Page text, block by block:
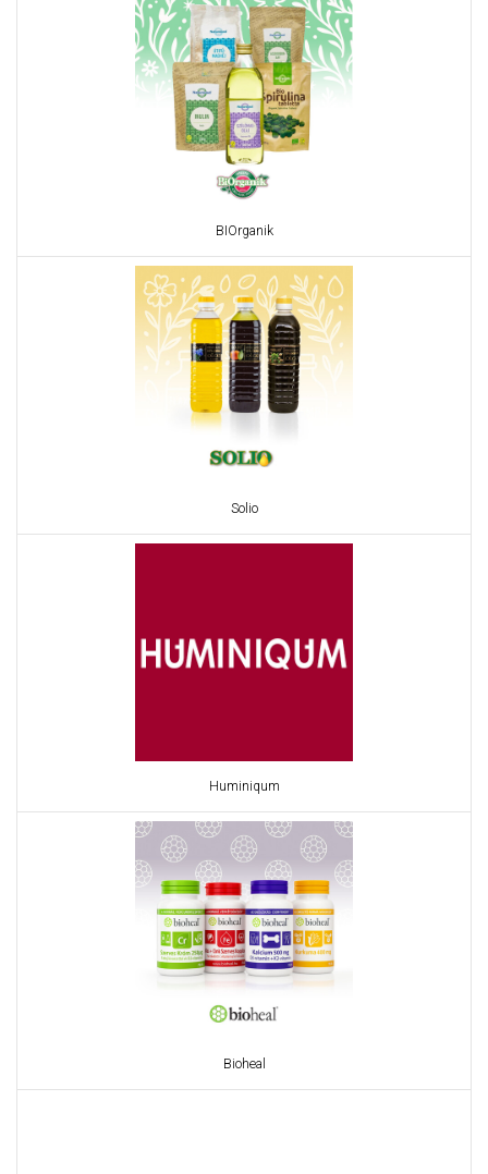
BIOrganik
Solio
Huminiqum
Bioheal